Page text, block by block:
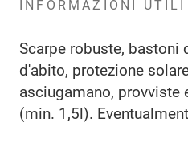
INFORMAZIONI
Scarpe robuste, bastoni
d'abito, protezione
asciugamano, provviste
(min. 1,5l).